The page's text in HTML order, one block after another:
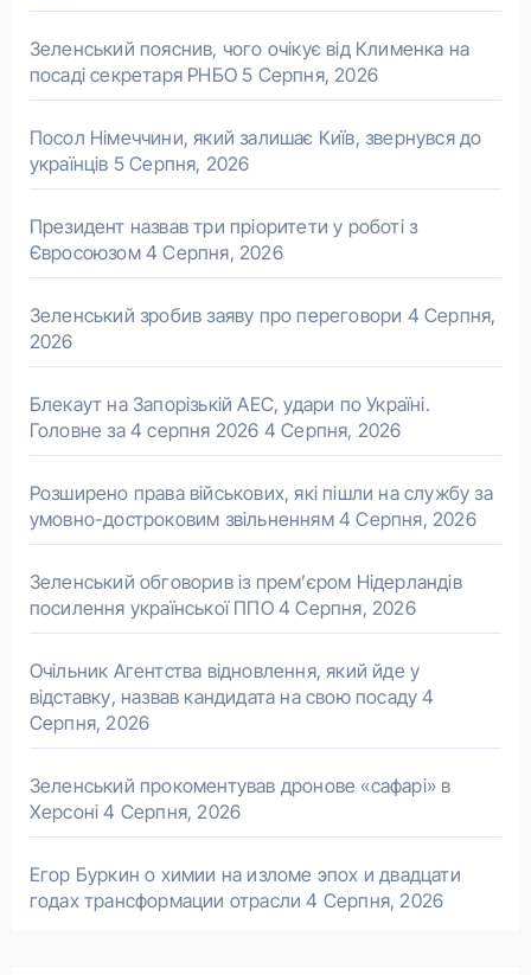
Зеленський пояснив, чого очікує від Клименка на
посаді секретаря РНБО 5 Серпня, 2026
Посол Німеччини, який залишає Київ, звернувся до
українців 5 Серпня, 2026
Президент назвав три пріоритети у роботі з
Євросоюзом 4 Серпня, 2026
Зеленський зробив заяву про переговори 4 Серпня,
2026
Блекаут на Запорізькій АЕС, удари по Україні.
Головне за 4 серпня 2026 4 Серпня, 2026
Розширено права військових, які пішли на службу за
умовно-достроковим звільненням 4 Серпня, 2026
Зеленський обговорив із прем’єром Нідерландів
посилення української ППО 4 Серпня, 2026
Очільник Агентства відновлення, який йде у
відставку, назвав кандидата на свою посаду 4
Серпня, 2026
Зеленський прокоментував дронове «сафарі» в
Херсоні 4 Серпня, 2026
Егор Буркин о химии на изломе эпох и двадцати
годах трансформации отрасли 4 Серпня, 2026